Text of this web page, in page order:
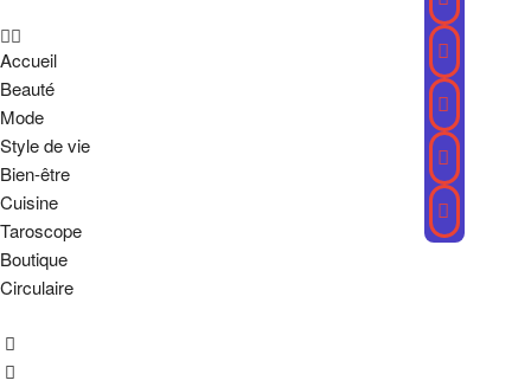
Accueil
Beauté
Mode
Style de vie
Bien-être
Cuisine
Taroscope
Boutique
Circulaire